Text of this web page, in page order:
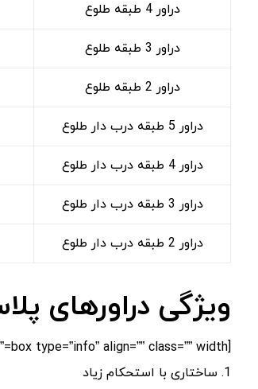
دراور 4 طبقه طلوع
دراور 3 طبقه طلوع
دراور 2 طبقه طلوع
دراور 5 طبقه درب دار طلوع
دراور 4 طبقه درب دار طلوع
دراور 3 طبقه درب دار طلوع
دراور 2 طبقه درب دار طلوع
ویژگی دراورهای
[box type=”info” align=”” class=”” width=””]
1. ساختاری با استحکام زیاد